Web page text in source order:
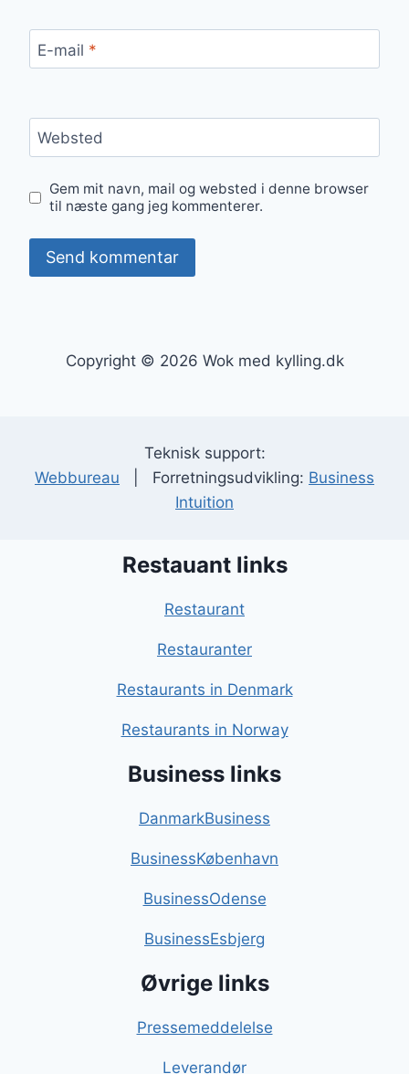
E-mail *
Websted
Gem mit navn, mail og websted i denne browser
til næste gang jeg kommenterer.
Copyright © 2026 Wok med kylling.dk
Teknisk support:
Webbureau | Forretningsudvikling: Business
Intuition
Restauant links
Restaurant
Restauranter
Restaurants in Denmark
Restaurants in Norway
Business links
DanmarkBusiness
BusinessKøbenhavn
BusinessOdense
BusinessEsbjerg
Øvrige links
Pressemeddelelse
Leverandør